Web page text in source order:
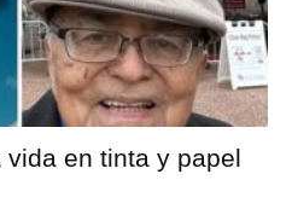
en tinta y papel